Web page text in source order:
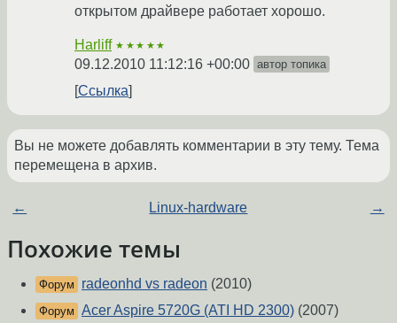
открытом драйвере работает хорошо.
Harliff ★★★★★
09.12.2010 11:12:16 +00:00 автор топика
Ссылка
Вы не можете добавлять комментарии в эту тему. Тема
перемещена в архив.
← Linux-hardware →
Похожие темы
Форум radeonhd vs radeon (2010)
Форум Acer Aspire 5720G (ATI HD 2300) (2007)